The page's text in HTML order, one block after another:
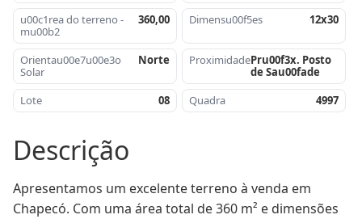
u00c1rea do terreno -
mu00b2
360,00 Dimensu00f5es 12x30
Orientau00e7u00e3o
Solar
Norte ProximidadePru00f3x. Posto
de Sau00fade
Lote
08 Quadra 4997
Descrição
Apresentamos um excelente terreno à venda em
Chapecó. Com uma área total de 360 m² e dimensões